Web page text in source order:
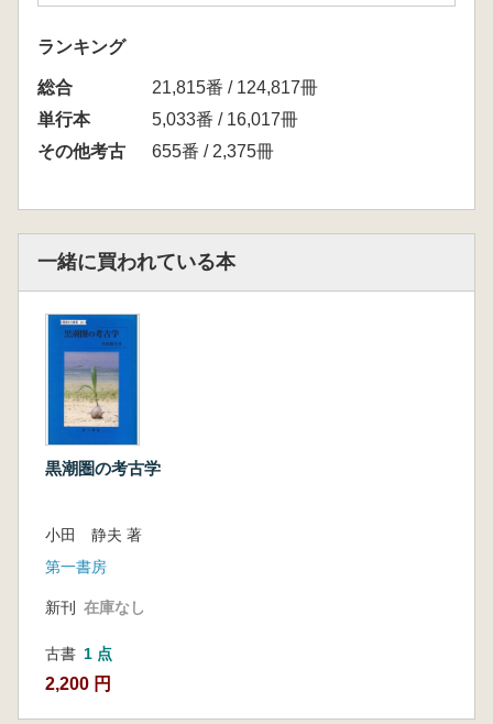
ランキング
総合
21,815番 / 124,817冊
単行本
5,033番 / 16,017冊
その他考古
655番 / 2,375冊
一緒に買われている本
黒潮圏の考古学
小田 静夫 著
第一書房
新刊 在庫なし
古書 1 点
2,200 円